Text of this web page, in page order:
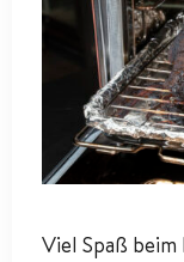
Viel Spaß